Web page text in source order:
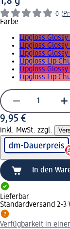
0 (
Farbe
Lipgloss
Lipgloss
Lipgloss
Lipgloss Lip
Lipgloss
Lipgloss Lip
9,95 €
inkl. MwSt. zzgl.
In den
Lieferbar
Standardversand 2-3
Verfügbarkeit in